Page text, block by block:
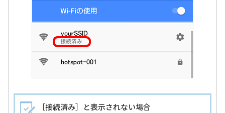
［接続済み］と表示されない場合